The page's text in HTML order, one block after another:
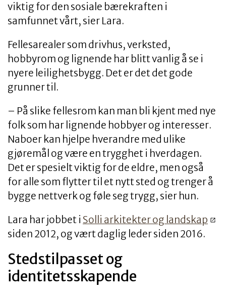
viktig for den sosiale bærekraften i
samfunnet vårt, sier Lara.
Fellesarealer som drivhus, verksted,
hobbyrom og lignende har blitt vanlig å se i
nyere leilighetsbygg. Det er det det gode
grunner til.
– På slike fellesrom kan man bli kjent med nye
folk som har lignende hobbyer og interesser.
Naboer kan hjelpe hverandre med ulike
gjøremål og være en trygghet i hverdagen.
Det er spesielt viktig for de eldre, men også
for alle som flytter til et nytt sted og trenger å
bygge nettverk og føle seg trygg, sier hun.
Lara har jobbet i Solli arkitekter og landskap
siden 2012, og vært daglig leder siden 2016.
Stedstilpasset og
identitetsskapende